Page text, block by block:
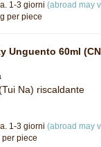
1-3 giorni (abroad may
per piece
Unguento 60ml
Na) riscaldante
1-3 giorni (abroad may
per piece